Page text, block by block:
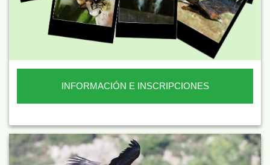
INFORMACIÓN E INSCRIPCIONES